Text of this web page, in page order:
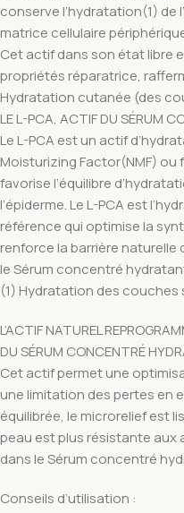
conserve l’hydratation(1) de
matrice cellulaire
Cet actif dans son état libre
propriétés réparatrice,
Hydratation cutanée (des
LE L-PCA, ACTIF DU SÉRUM
Le L-PCA est un actif
Moisturizing Factor(NMF)
favorise l’équilibre
l’épiderme. Le L-PCA est
référence qui optimise la
renforce la barrière naturelle
le Sérum concentré
(1) Hydratation des couches
L’ACTIF NATUREL
DU SÉRUM CONCENTRÉ
Cet actif permet une
une limitation des pertes en
équilibrée, le microrelief est
peau est plus résistante
dans le Sérum concentré
Conseils d’utilisation :